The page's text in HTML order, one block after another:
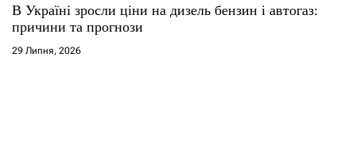
В Україні зросли ціни на дизель бензин і автогаз:
причини та прогнози
29 Липня, 2026